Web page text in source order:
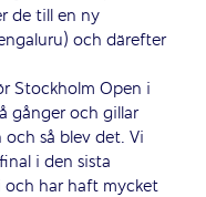
de till en ny
och därefter
Stockholm Open i
gånger och gillar
och så blev det. Vi
i den sista
och har haft mycket